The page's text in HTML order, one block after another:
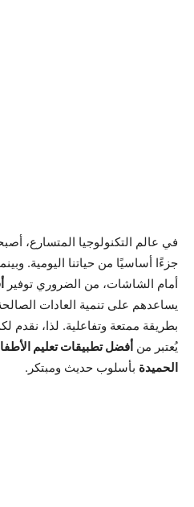
في عالم التكنولوجيا المتسارع،
جزءًا أساسيًا من حياتنا اليومية.
أمام الشاشات، من الضروري توفير
يساعدهم على تنمية العادات الصالحة
بطريقة ممتعة وتفاعلية. لذا، نقدم
يُعتبر من أفضل تطبيقات تعليم
الحميدة بأسلوب حديث ومبتكر.